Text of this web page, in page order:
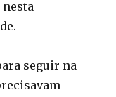
nesta
seguir na